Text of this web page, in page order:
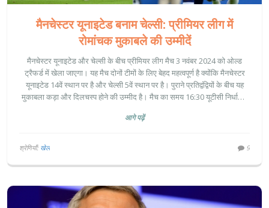
मैनचेस्टर यूनाइटेड बनाम चेल्सी: प्रीमियर लीग में
रोमांचक मुकाबले की उम्मीदें
मैनचेस्टर यूनाइटेड और चेल्सी के बीच प्रीमियर लीग मैच 3 नवंबर 2024 को ओल्ड
ट्रैफर्ड में खेला जाएगा। यह मैच दोनों टीमों के लिए बेहद महत्वपूर्ण है क्योंकि मैनचेस्टर
यूनाइटेड 14वें स्थान पर है और चेल्सी 5वें स्थान पर है। पुराने प्रतिद्वंद्वियों के बीच यह
मुकाबला कड़ा और दिलचस्प होने की उम्मीद है। मैच का समय 16:30 यूटीसी निर्धारित
आगे पढ़ें
श्रेणियाँ: खेल 9